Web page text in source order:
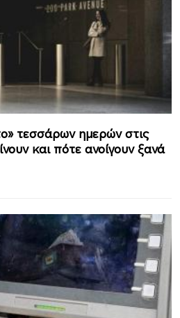
τεσσάρων ημερών στις
και πότε ανοίγουν ξανά